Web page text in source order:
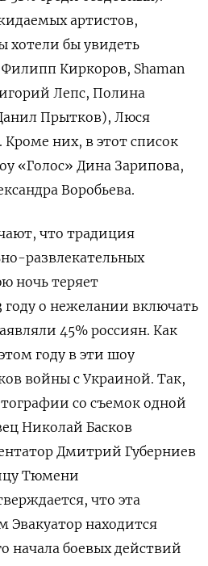
артистов,
хотели бы увидеть
Филипп Киркоров, Shaman
Лепс, Полина
Прытков), Люся
них, в этот список
«Голос» Дина Зарипова,
Воробьева.
что традиция
развлекательных
ночь теряет
году о нежелании включать
45% россиян. Как
году в эти шоу
войны с Украиной. Так,
со съемок одной
Николай Басков
Дмитрий Губерниев
Тюмени
что эта
находится
начала боевых действий